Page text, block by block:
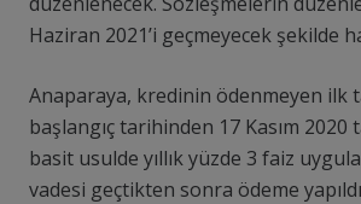
Haziran 2021’i geçmeyecek şekilde
Anaparaya, kredinin ödenmeyen ilk
başlangıç tarihinden 17 Kasım
basit usulde yıllık yüzde 3 faiz
vadesi geçtikten sonra ödeme